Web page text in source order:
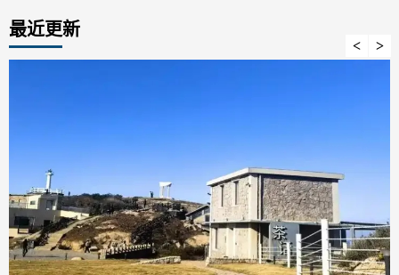
最近更新